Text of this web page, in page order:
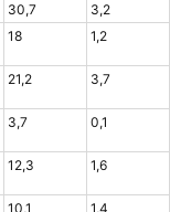
30,7
3,2
18 1,2
21,2 3,7
3,7 0,1
12,3 1,6
10,1 1,4